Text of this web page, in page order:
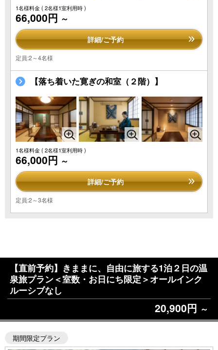
1名様料金( 2名様1室利用時 )
66,000円 ～
詳細/ご予約
定員:2～4名様
【落ち着いた寛ぎの和室（２階）】
1名様料金( 2名様1室利用時 )
66,000円 ～
詳細/ご予約
定員:2～3名様
【直前予約】きままに、自由に旅する1泊２日の温
泉旅プラン＜室数・お日にち限定＞オールインク
ルーシブなし
20,900円 ～
期間限定プラン